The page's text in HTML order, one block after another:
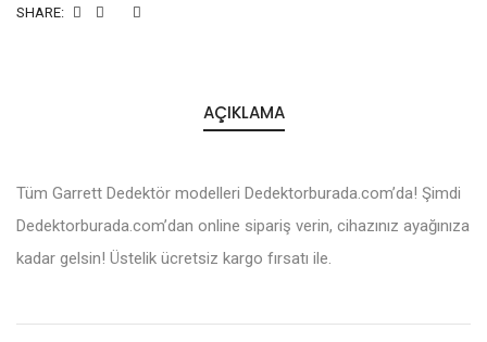
SHARE:
AÇIKLAMA
Tüm Garrett Dedektör modelleri Dedektorburada.com’da! Şimdi
Dedektorburada.com’dan online sipariş verin, cihazınız ayağınıza
kadar gelsin! Üstelik ücretsiz kargo fırsatı ile.